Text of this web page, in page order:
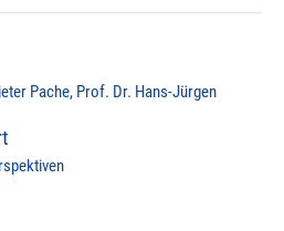
Pache, Prof. Dr. Hans-Jürgen